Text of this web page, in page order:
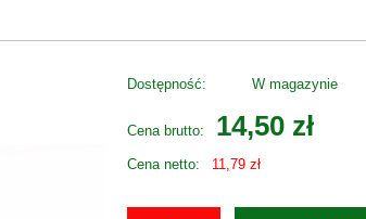
Dostępność: W magazynie
Cena brutto: 14,50 zł
Cena netto: 11,79 zł